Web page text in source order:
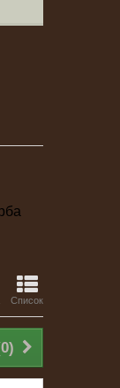
Список
0)